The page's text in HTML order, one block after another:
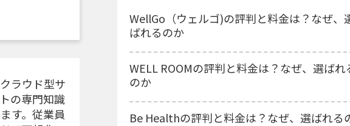
ラウド型サ
の専門知識
す。従業員
WellGo（ウェルゴ)の評判と料金は？なぜ、
ばれるのか
WELL ROOMの評判と料金は？なぜ、選ばれ
のか
Be Healthの評判と料金は？なぜ、選ばれる